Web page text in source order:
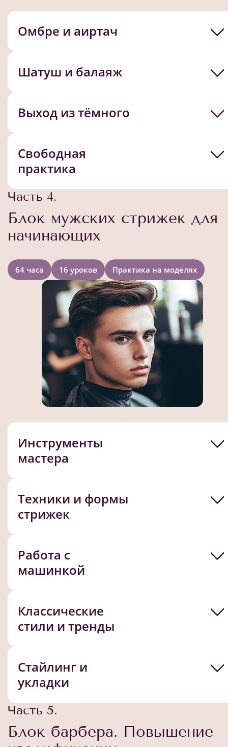
Омбре и аиртач
Шатуш и балаяж
Выход из тёмного
Свободная
практика
Часть 4.
Блок мужских стрижек для
начинающих
64 часа 16 уроков Практика на моделях
Инструменты
мастера
Техники и формы
стрижек
Работа с
машинкой
Классические
стили и тренды
Стайлинг и
укладки
Часть 5.
Блок барбера. Повышение